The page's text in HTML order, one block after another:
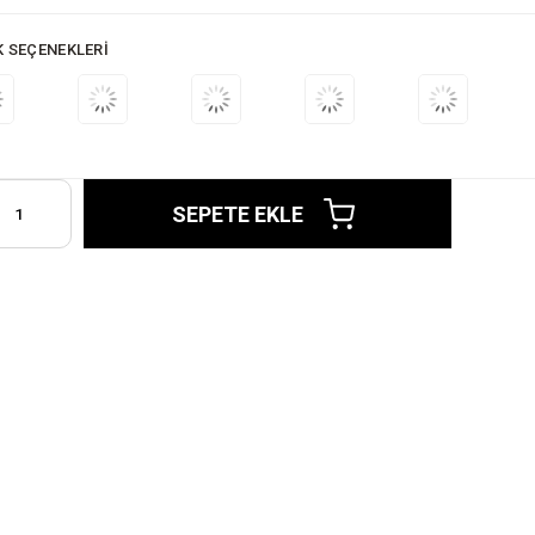
SEÇENEKLERI